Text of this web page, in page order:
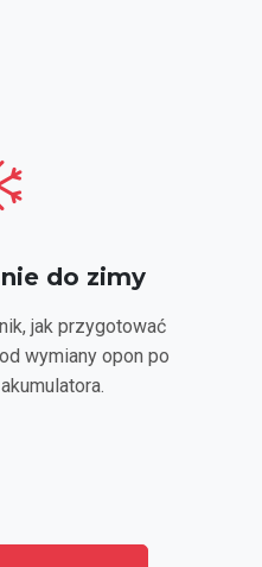
do zimy
jak przygotować
wymiany opon po